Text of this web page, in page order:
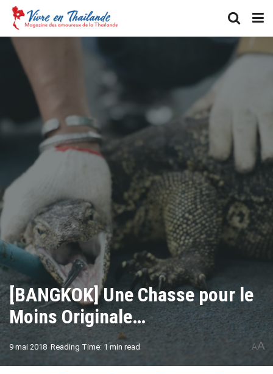
[BANGKOK] Une Chasse pour le
Moins Originale…
9 mai 2018 Reading Time: 1 min read AA